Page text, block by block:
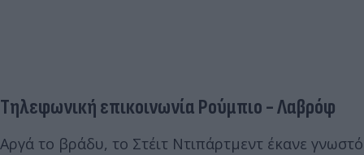
Τηλεφωνική επικοινωνία Ρούμπιο - Λαβρόφ
Αργά το βράδυ, το Στέιτ Ντιπάρτμεντ έκανε γνωστό